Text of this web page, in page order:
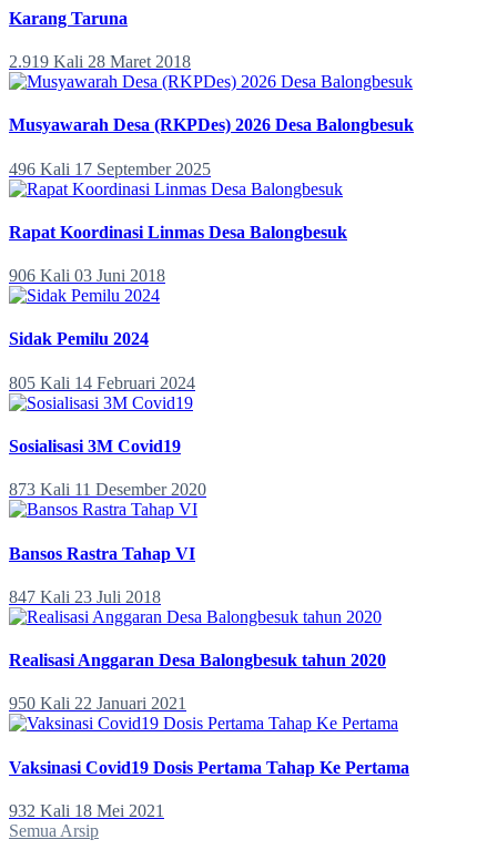
Karang Taruna
2.919 Kali 28 Maret 2018
Musyawarah Desa (RKPDes) 2026 Desa Balongbesuk
496 Kali 17 September 2025
Rapat Koordinasi Linmas Desa Balongbesuk
906 Kali 03 Juni 2018
Sidak Pemilu 2024
805 Kali 14 Februari 2024
Sosialisasi 3M Covid19
873 Kali 11 Desember 2020
Bansos Rastra Tahap VI
847 Kali 23 Juli 2018
Realisasi Anggaran Desa Balongbesuk tahun 2020
950 Kali 22 Januari 2021
Vaksinasi Covid19 Dosis Pertama Tahap Ke Pertama
932 Kali 18 Mei 2021
Semua Arsip